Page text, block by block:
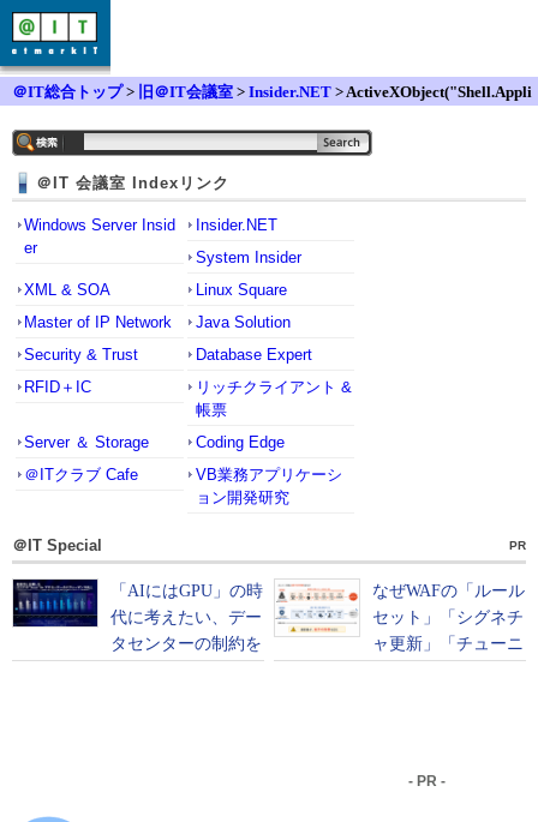
＠IT総合トップ> 旧＠IT会議室 > Insider.NET > ActiveXObject("Shell.Appli
＠IT 会議室 Indexリンク
Windows Server Insid
er
Insider.NET
System Insider
XML & SOA
Linux Square
Master of IP Network
Java Solution
Security & Trust
Database Expert
RFID＋IC
リッチクライアント &
帳票
Server ＆ Storage
Coding Edge
＠ITクラブ Cafe
VB業務アプリケーシ
ョン開発研究
＠IT Special PR
- PR -